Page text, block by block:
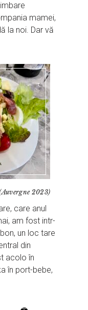
mamei,
la noi. Dar vă
2023)
care anul
am fost intr-
un loc tare
din
acolo în
în port-bebe,